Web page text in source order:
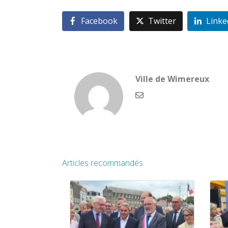
Facebook Twitter
Ville de Wimereux
Articles recommandés